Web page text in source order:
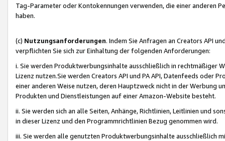
Tag-Parameter oder Kontokennungen verwenden, die einer anderen
haben.
(c) Nutzungsanforderungen. Indem Sie Anfragen an Creators API
verpflichten Sie sich zur Einhaltung der folgenden Anforderungen:
i. Sie werden Produktwerbungsinhalte ausschließlich in rechtmäßiger
Lizenz nutzen.Sie werden Creators API und PA API, Datenfeeds oder
einer anderen Weise nutzen, deren Hauptzweck nicht in der Werbung
Produkten und Dienstleistungen auf einer Amazon-Website besteht.
ii. Sie werden sich an alle Seiten, Anhänge, Richtlinien, Leitlinien und
in dieser Lizenz und den Programmrichtlinien Bezug genommen wird.
iii. Sie werden alle genutzten Produktwerbungsinhalte ausschließlich